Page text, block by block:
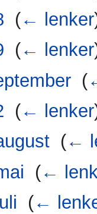
(← lenker
(← lenker
(
(← lenker
(←
(←
(←